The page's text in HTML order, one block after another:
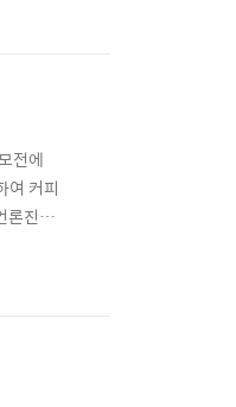
전에
여 커피
론진흥
영사